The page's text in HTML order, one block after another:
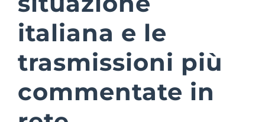
Suite Login
italiana e le
trasmissioni più
commentate in